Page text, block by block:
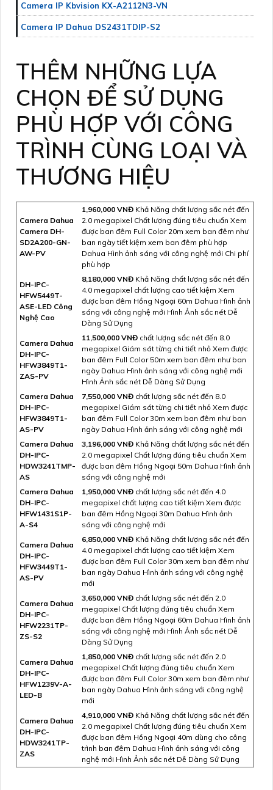
Camera IP Kbvision KX-A2112N3-VN
Camera IP Dahua DS2431TDIP-S2
THÊM NHỮNG LỰA
CHỌN ĐỂ SỬ DỤNG
PHÙ HỢP VỚI CÔNG
TRÌNH CÙNG LOẠI VÀ
THƯƠNG HIỆU
Camera Dahua
Camera DH-
SD2A200-GN-
AW-PV
1,960,000 VNĐ Khả Năng chất lượng sắc nét đến
2.0 megapixel Chất lượng đúng tiêu chuẩn Xem
được ban đêm Full Color 20m xem ban đêm như
ban ngày tiết kiệm xem ban đêm phù hợp
Dahua Hình ảnh sáng với công nghệ mới Chi phí
phù hợp
DH-IPC-
HFW5449T-
ASE-LED Công
Nghệ Cao
8,180,000 VNĐ Khả Năng chất lượng sắc nét đến
4.0 megapixel chất lượng cao tiết kiệm Xem
được ban đêm Hồng Ngoại 60m Dahua Hình ảnh
sáng với công nghệ mới Hình Ảnh sắc nét Dễ
Dàng Sử Dụng
Camera Dahua
DH-IPC-
HFW3849T1-
ZAS-PV
11,500,000 VNĐ chất lượng sắc nét đến 8.0
megapixel Giám sát từng chi tiết nhỏ Xem được
ban đêm Full Color 50m xem ban đêm như ban
ngày Dahua Hình ảnh sáng với công nghệ mới
Hình Ảnh sắc nét Dễ Dàng Sử Dụng
Camera Dahua
DH-IPC-
HFW3849T1-
AS-PV
7,550,000 VNĐ chất lượng sắc nét đến 8.0
megapixel Giám sát từng chi tiết nhỏ Xem được
ban đêm Full Color 30m xem ban đêm như ban
ngày Dahua Hình ảnh sáng với công nghệ mới
Camera Dahua
DH-IPC-
HDW3241TMP-
AS
3,196,000 VNĐ Khả Năng chất lượng sắc nét đến
2.0 megapixel Chất lượng đúng tiêu chuẩn Xem
được ban đêm Hồng Ngoại 50m Dahua Hình ảnh
sáng với công nghệ mới
Camera Dahua
DH-IPC-
HFW1431S1P-
A-S4
1,950,000 VNĐ chất lượng sắc nét đến 4.0
megapixel chất lượng cao tiết kiệm Xem được
ban đêm Hồng Ngoại 30m Dahua Hình ảnh
sáng với công nghệ mới
Camera Dahua
DH-IPC-
HFW3449T1-
AS-PV
6,850,000 VNĐ Khả Năng chất lượng sắc nét đến
4.0 megapixel chất lượng cao tiết kiệm Xem
được ban đêm Full Color 30m xem ban đêm như
ban ngày Dahua Hình ảnh sáng với công nghệ
mới
Camera Dahua
DH-IPC-
HFW2231TP-
ZS-S2
3,650,000 VNĐ chất lượng sắc nét đến 2.0
megapixel Chất lượng đúng tiêu chuẩn Xem
được ban đêm Hồng Ngoại 60m Dahua Hình ảnh
sáng với công nghệ mới Hình Ảnh sắc nét Dễ
Dàng Sử Dụng
Camera Dahua
DH-IPC-
HFW1239V-A-
LED-B
1,850,000 VNĐ chất lượng sắc nét đến 2.0
megapixel Chất lượng đúng tiêu chuẩn Xem
được ban đêm Full Color 30m xem ban đêm như
ban ngày Dahua Hình ảnh sáng với công nghệ
mới
Camera Dahua
DH-IPC-
HDW3241TP-
ZAS
4,910,000 VNĐ Khả Năng chất lượng sắc nét đến
2.0 megapixel Chất lượng đúng tiêu chuẩn Xem
được ban đêm Hồng Ngoại 40m dùng cho công
trình ban đêm Dahua Hình ảnh sáng với công
nghệ mới Hình Ảnh sắc nét Dễ Dàng Sử Dụng